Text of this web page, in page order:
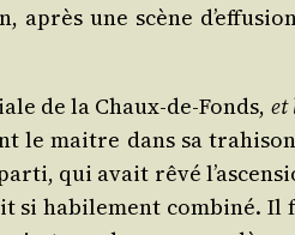
une scène
de la Chaux-de-Fonds, et
le maitre dans sa
qui avait rêvé
si habi­le­ment com­bi­né.